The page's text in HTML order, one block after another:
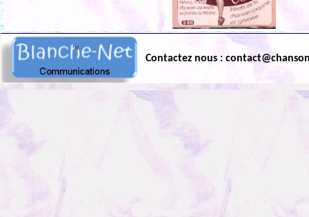
Contactez nous :